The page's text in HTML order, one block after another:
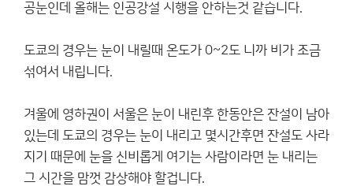
공눈인데 올해는 인공강설 시행을 안하는것 같습니다.
도쿄의 경우는 눈이 내릴때 온도가 0~2도 니까 비가 조금
섞여서 내립니다.
겨울에 영하권이 서울은 눈이 내린후 한동안은 잔설이 남아
있는데 도쿄의 경우는 눈이 내리고 몇시간후면 잔설도 사라
지기 때문에 눈을 신비롭게 여기는 사람이라면 눈 내리는
그 시간을 맘껏 감상해야 할겁니다.